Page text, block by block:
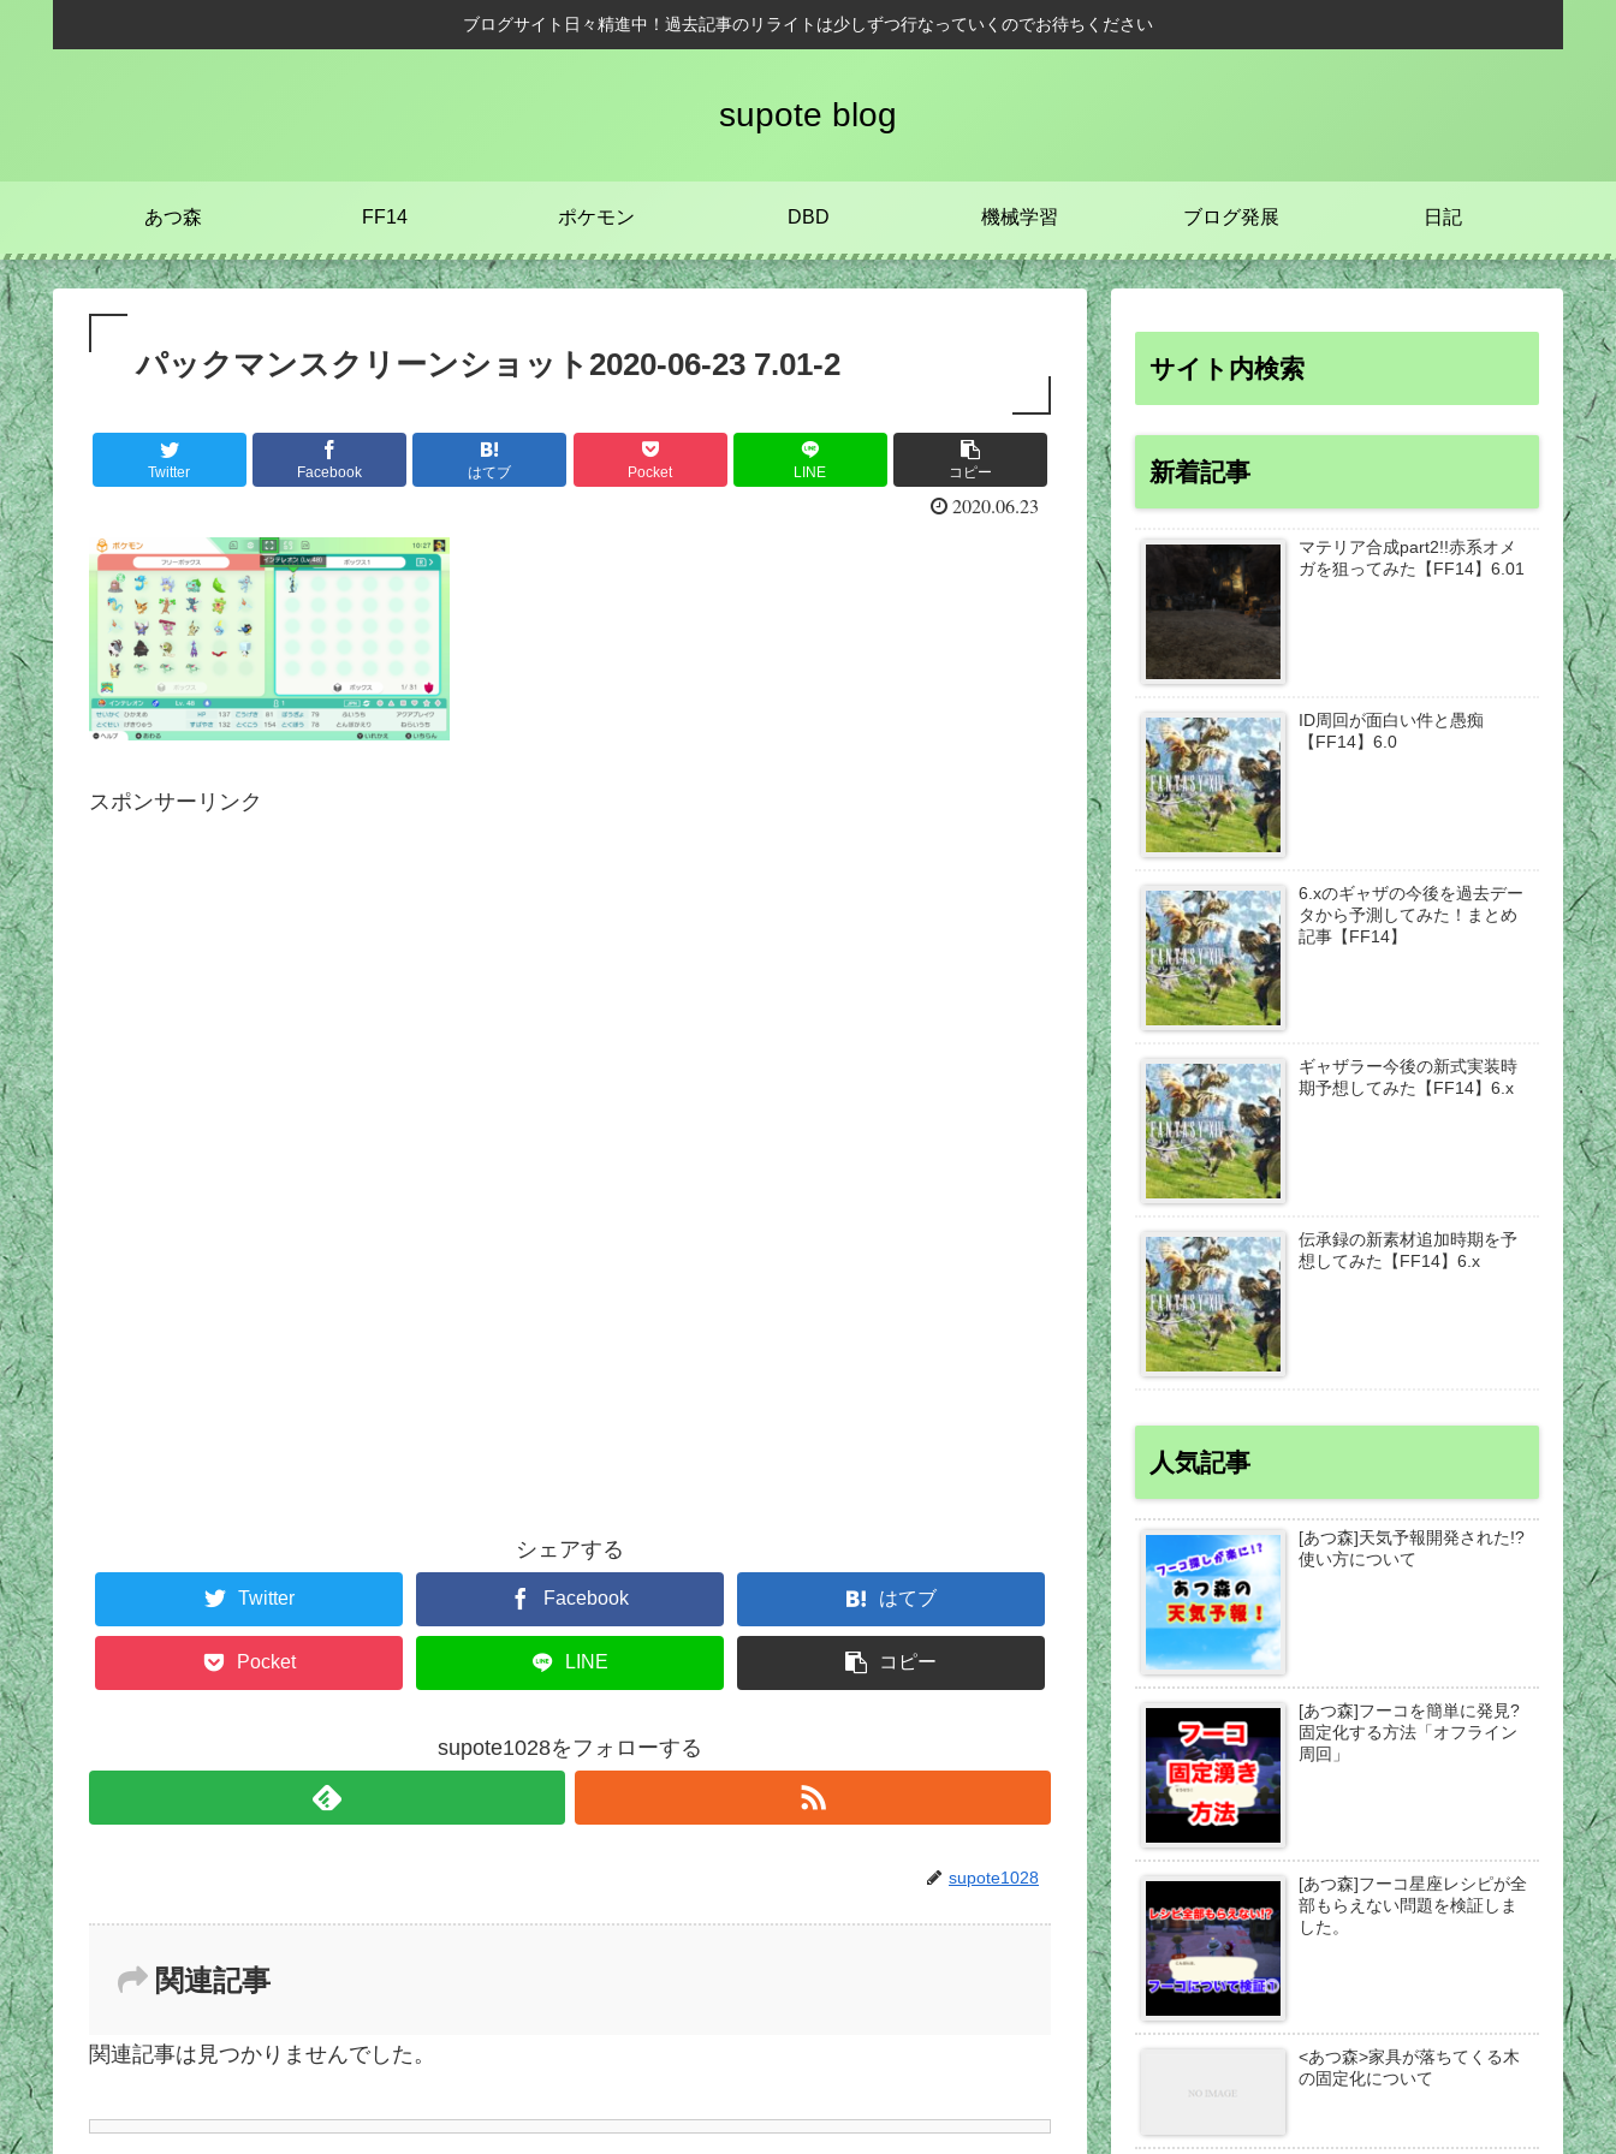
ブログサイト日々精進中！過去記事のリライトは少しずつ行なっていくのでお待ちください
supote blog
あつ森 FF14 ポケモン DBD 機械学習 ブログ発展 日記
パックマンスクリーンショット2020-06-23 7.01-2
Twitter Facebook はてブ Pocket LINE コピー
2020.06.23
スポンサーリンク
シェアする
Twitter Facebook はてブ
Pocket LINE コピー
supote1028をフォローする
supote1028
関連記事
関連記事は見つかりませんでした。
サイト内検索
新着記事
マテリア合成part2!!赤系オメ
ガを狙ってみた【FF14】6.01
ID周回が面白い件と愚痴
【FF14】6.0
6.xのギャザの今後を過去デー
タから予測してみた！まとめ
記事【FF14】
ギャザラー今後の新式実装時
期予想してみた【FF14】6.x
伝承録の新素材追加時期を予
想してみた【FF14】6.x
人気記事
[あつ森]天気予報開発された!?
使い方について
[あつ森]フーコを簡単に発見?
固定化する方法「オフライン
周回」
[あつ森]フーコ星座レシピが全
部もらえない問題を検証しま
した。
<あつ森>家具が落ちてくる木
の固定化について